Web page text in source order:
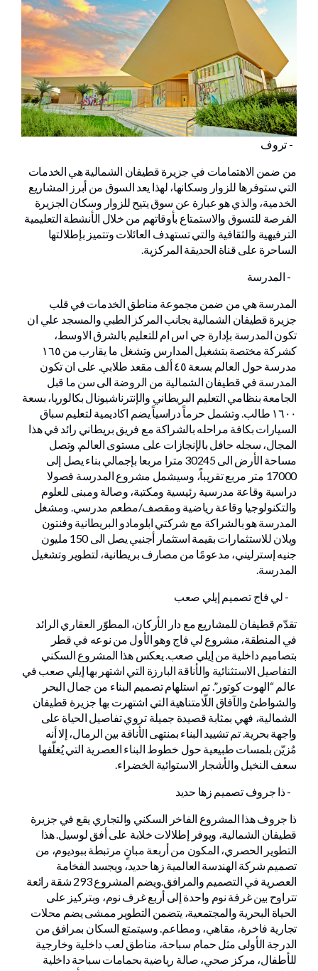
- تروف
من ضمن الاهتمامات في جزيرة قطيفان الشمالية هي الخدمات
التي ستوفرها للزوار وسكانها، لهذا يعد السوق من أبرز المشاريع
الخدمية، والذي هو عبارة عن سوق يتيح للزوار وسكان الجزيرة
الفرصة للتسوق والاستمتاع بأوقاتهم من خلال الأنشطة التعليمية
الترفيهية والثقافية والتي تستهدف العائلات وتتميز بإطلالتها
الساحرة على قناة الحديقة المركزية.
- المدرسة
المدرسة هي من ضمن مجموعة مناطق الخدمات في قلب
جزيرة قطيفان الشمالية بجانب المركز الطبي والمسجد علي ان
تكون المدرسة بإدارة جي اس ام للتعليم بالشرق الاوسط،
كشركة مختصة بتشغيل المدارس وتشغل ما يقارب من ١٦٥
مدرسة حول العالم بسعة ٤٥ ألف مقعد طلابي. على ان تكون
المدرسة في قطيفان الشمالية من الروضة الى سن ما قبل
الجامعة بنظامي التعليم البريطاني والإنترناشيونال بكالوريا، بسعة
١٦٠٠ طالب. وتشمل حرماً دراسياً يضم اكاديمية لتعليم سباق
السيارات بكافة مراحله بالشراكة مع فريق بريطاني رائد في هذا
المجال، سجله حافل بالإنجازات على مستوى العالم. وتصل
مساحة الأرض الى 30245 مترا مربعا بإجمالي بناء يصل إلى
17000 متر مربع تقريباً، وسيشمل مشروع المدرسة فصولا
دراسية وقاعة مدرسية رئيسية ومكتبة، وصالة ومبنى للعلوم
والتكنولوجيا وقاعة رياضية ومقصف/مطعم مدرسي. ومشغل
المدرسة هو بالشراكة مع شركتي ابلومادو البريطانية وفنتون
ويلان للاستثمارات بقيمة استثمار أجنبي يصل الى 150 مليون
جنيه إسترليني، مدعومًا من مصارف بريطانية، لتطوير وتشغيل
المدرسة.
- لي فاج تصميم إيلي صعب
تقدّم قطيفان للمشاريع مع دار الأركان، المطوّر العقاري الرائد
في المنطقة، مشروع لي فاج وهو الأول من نوعه في قطر
بتصاميم داخلية من إيلي صعب. يعكس هذا المشروع السكني
التفاصيل الاستثنائية والأناقة البارزة التي اشتهر بها إيلي صعب في
عالم “الهوت كوتور”. تم استلهام تصميم البناء من جمال البحر
والشواطئ والآفاق اللّامتناهية التي اشتهرت بها جزيرة قطيفان
الشمالية، فهي بمثابة قصيدة جميلة تروي تفاصيل الحياة على
واجهة بحرية. تم تشييد البناء بمنتهى الأناقة بين الرمال، إلا أنه
مُزيّن بلمسات طبيعية حول خطوط البناء العصرية التي يُغلّفها
سعف النخيل والأشجار الاستوائية الخضراء.
- ذا جروف تصميم زها حديد
ذا جروف هذا المشروع الفاخر السكني والتجاري يقع في جزيرة
قطيفان الشمالية، ويوفر إطلالات خلابة على أفق لوسيل. هذا
التطوير الحصري، المكون من أربعة مبانٍ مرتبطة ببوديوم، من
تصميم شركة الهندسة العالمية زها حديد، ويجسد الفخامة
العصرية في التصميم والمرافق.ويضم المشروع 293 شقة رائعة
تتراوح بين غرفة نوم واحدة إلى أربع غرف نوم، وبتركيز على
الحياة البحرية والمجتمعية، يتضمن التطوير ممشى يضم محلات
تجارية فاخرة، مقاهي، ومطاعم. وسيتمتع السكان بمرافق من
الدرجة الأولى مثل حمام سباحة، مناطق لعب داخلية وخارجية
للأطفال، مركز صحي، صالة رياضية بحمامات سباحة داخلية